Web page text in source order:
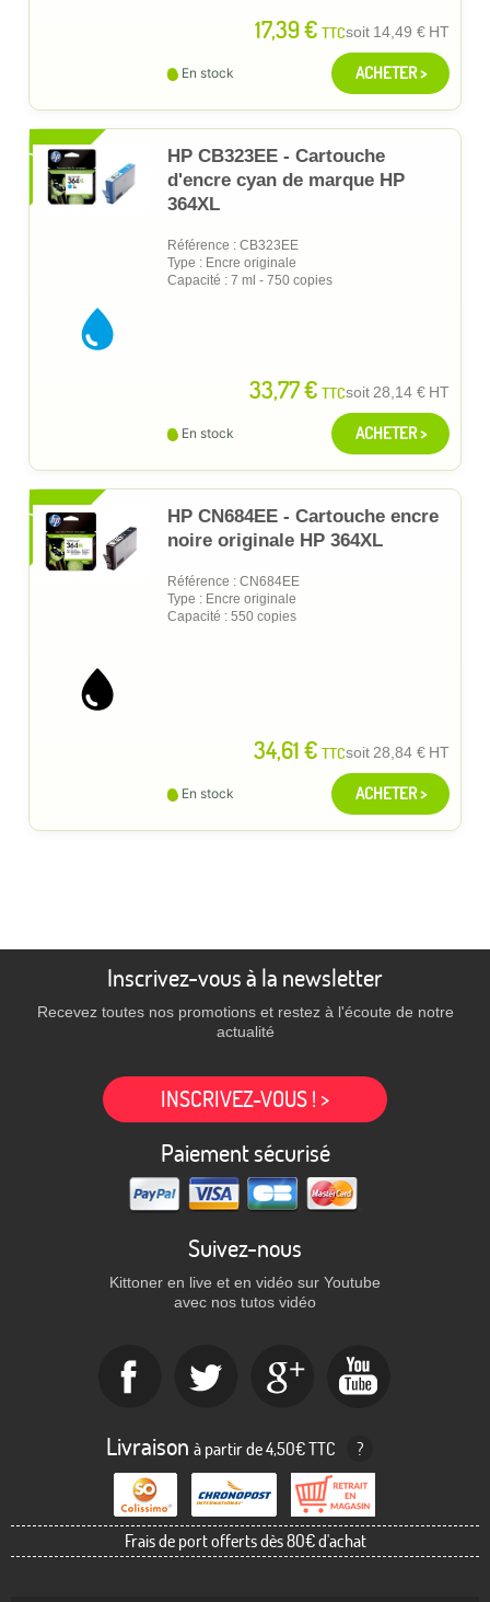
17,39 € TTCsoit 14,49 € HT
En stock ACHETER >
XL
HP CB323EE - Cartouche
d'encre cyan de marque HP
364XL
Référence : CB323EE
Type : Encre originale
Capacité : 7 ml - 750 copies
33,77 € TTCsoit28,14 € HT
En stock ACHETER >
XL
HP CN684EE - Cartouche encre
noire originale HP 364XL
Référence : CN684EE
Type : Encre originale
Capacité : 550 copies
34,61 € TTCsoit28,84 € HT
En stock ACHETER >
Inscrivez-vous à la newsletter
Recevez toutes nos promotions et restez à l'écoute de notre
actualité
INSCRIVEZ-VOUS ! >
Paiement sécurisé
Suivez-nous
Kittoner en live et en vidéo sur Youtube
avec nos tutos vidéo
Livraison à partir de 4,50€ TTC ?
Frais de port offerts dès 80€ d'achat